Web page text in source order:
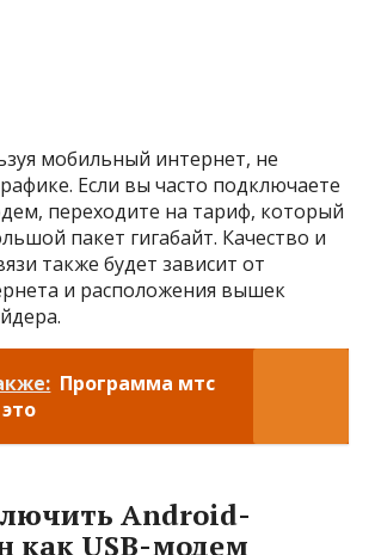
мобильный интернет, не
Если вы часто подключаете
переходите на тариф, который
пакет гигабайт. Качество и
также будет зависит от
и расположения вышек
Программа мтс
Android-
как USB-модем